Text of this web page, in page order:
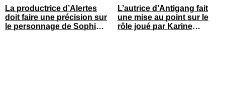
La productrice d’Alertes
doit faire une précision sur
le personnage de Sophie
L’autrice d’Antigang fait
une mise au point sur le
rôle joué par Karine